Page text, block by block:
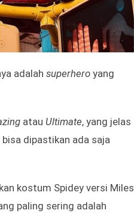
adalah superhero yang
atau Ultimate, yang jelas
dipastikan ada saja
kostum Spidey versi Miles
paling sering adalah